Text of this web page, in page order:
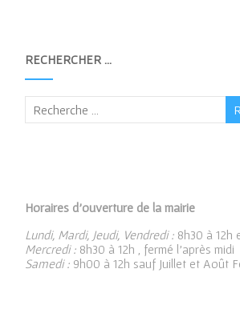
RECHERCHER …
Horaires d’ouverture de la mairie
Lundi, Mardi, Jeudi, Vendredi : 8h30 à 12h
Mercredi : 8h30 à 12h , fermé l’après midi
Samedi : 9h00 à 12h sauf Juillet et Août